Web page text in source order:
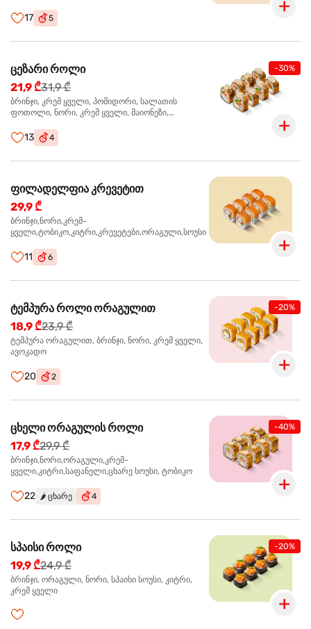
17 5
-30%
ცეზარი როლი
21,9 ₾31,9 ₾
ბრინჯი, კრემ ყველი, პომიდორი, სალათის
ფოთოლი, ნორი, კრემ ყველი, მაიონეზი,
შებოლილი ქათმის ფილე
13 4
ფილადელფია კრევეტით
29,9 ₾
ბრინჯი,ნორი,კრემ-
ყველი,ტობიკო,კიტრი,კრევეტები,ორაგული,სოუსი
11 6
-20%
ტემპურა როლი ორაგულით
18,9 ₾23,9 ₾
ტემპურა ორაგულით, ბრინჯი, ნორი, კრემ ყველი,
ავოკადო
20 2
-40%
ცხელი ორაგულის როლი
17,9 ₾29,9 ₾
ბრინჯი,ნორი,ორაგული,კრემ-
ყველი,კიტრი,საფანელი,ცხარე სოუსი, ტობიკო
22 🌶️ ცხარე 4
-20%
სპაისი როლი
19,9 ₾24,9 ₾
ბრინჯი, ორაგული, ნორი, სპაისი სოუსი, კიტრი,
კრემ ყველი